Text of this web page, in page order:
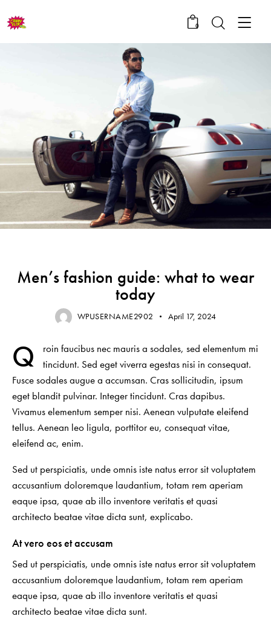
0
Men’s fashion guide: what to wear
today
WPUSERNAME2902 April 17, 2024
Q
roin faucibus nec mauris a sodales, sed elementum mi
tincidunt. Sed eget viverra egestas nisi in consequat.
Fusce sodales augue a accumsan. Cras sollicitudin, ipsum
eget blandit pulvinar. Integer tincidunt. Cras dapibus.
Vivamus elementum semper nisi. Aenean vulputate eleifend
tellus. Aenean leo ligula, porttitor eu, consequat vitae,
eleifend ac, enim.
Sed ut perspiciatis, unde omnis iste natus error sit voluptatem
accusantium doloremque laudantium, totam rem aperiam
eaque ipsa, quae ab illo inventore veritatis et quasi
architecto beatae vitae dicta sunt, explicabo.
At vero eos et accusam
Sed ut perspiciatis, unde omnis iste natus error sit voluptatem
accusantium doloremque laudantium, totam rem aperiam
eaque ipsa, quae ab illo inventore veritatis et quasi
architecto beatae vitae dicta sunt.